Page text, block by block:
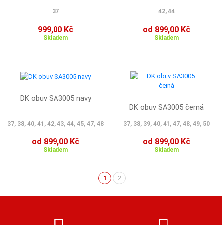
37
999,00 Kč
Skladem
42, 44
od 899,00 Kč
Skladem
DK obuv SA3005 navy
37, 38, 40, 41, 42, 43, 44, 45, 47, 48
od 899,00 Kč
Skladem
DK obuv SA3005 černá
37, 38, 39, 40, 41, 47, 48, 49, 50
od 899,00 Kč
Skladem
1(aktuální)
2